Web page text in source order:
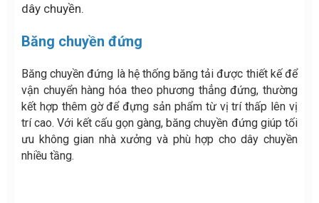
dây chuyền.
Băng chuyền đứng
Băng chuyền đứng là hệ thống băng tải được thiết kế để
vận chuyển hàng hóa theo phương thẳng đứng, thường
kết hợp thêm gờ để đựng sản phẩm từ vị trí thấp lên vị
trí cao. Với kết cấu gọn gàng, băng chuyền đứng giúp tối
ưu không gian nhà xưởng và phù hợp cho dây chuyền
nhiều tầng.